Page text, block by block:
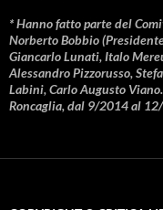
* Hanno fatto parte del
Norberto Bobbio
Giancarlo Lunati, Italo
Alessandro Pizzorusso,
Labini, Carlo Augusto
Roncaglia, dal 9/2014 al